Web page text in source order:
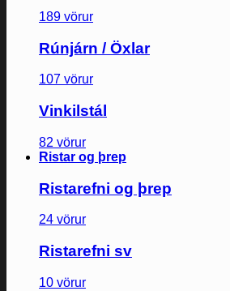
189 vörur
Rúnjárn / Öxlar
107 vörur
Vinkilstál
82 vörur
Ristar og þrep
Ristarefni og þrep
24 vörur
Ristarefni sv
10 vörur